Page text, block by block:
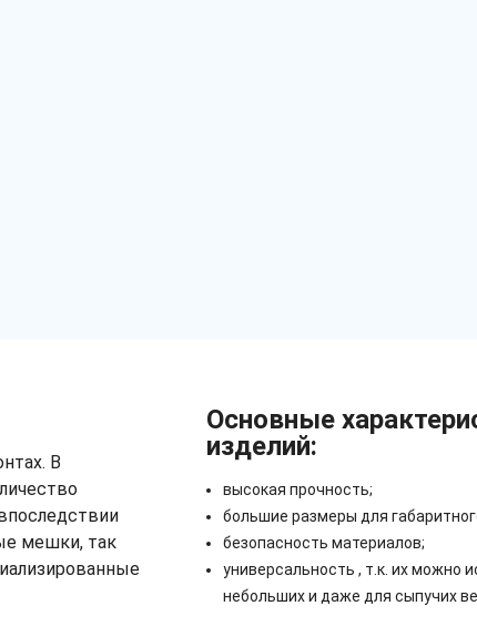
В
мешки, так
Основные
изделий:
высокая прочность;
большие размеры для
безопасность материалов;
универсальность , т.к. их можно
небольших и даже для сыпучих